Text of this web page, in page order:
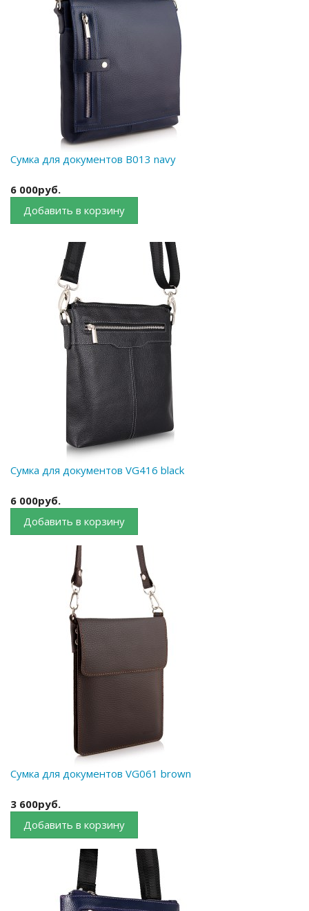
Сумка для документов B013 navy
6 000руб.
Добавить в корзину
Сумка для документов VG416 black
6 000руб.
Добавить в корзину
Сумка для документов VG061 brown
3 600руб.
Добавить в корзину